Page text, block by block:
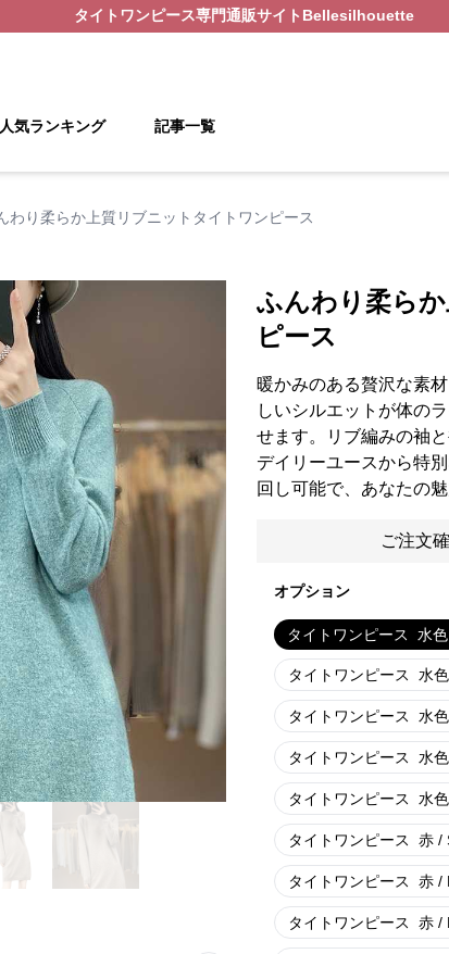
タイトワンピース専門通販サイト Bellesilhouette
人気ランキング 記事一覧
わり柔らか上質リブニットタイトワンピース
ふんわり柔ら
ピース
暖かみのある贅沢な素
しいシルエットが体の
せます。リブ編みの袖
デイリーユースから特
回し可能で、あなたの
ご注文
オプション
タイトワンピース 水
タイトワンピース 水
タイトワンピース 水
タイトワンピース 水
タイトワンピース 水
タイトワンピース 赤 /
タイトワンピース 赤 /
タイトワンピース 赤 / L